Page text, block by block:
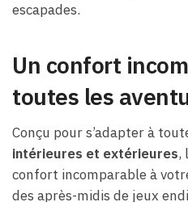
escapades.
Un confort
toutes les
Conçu pour s’adapter à
intérieures et extérieures,
confort incomparable à
des après-midis de jeux